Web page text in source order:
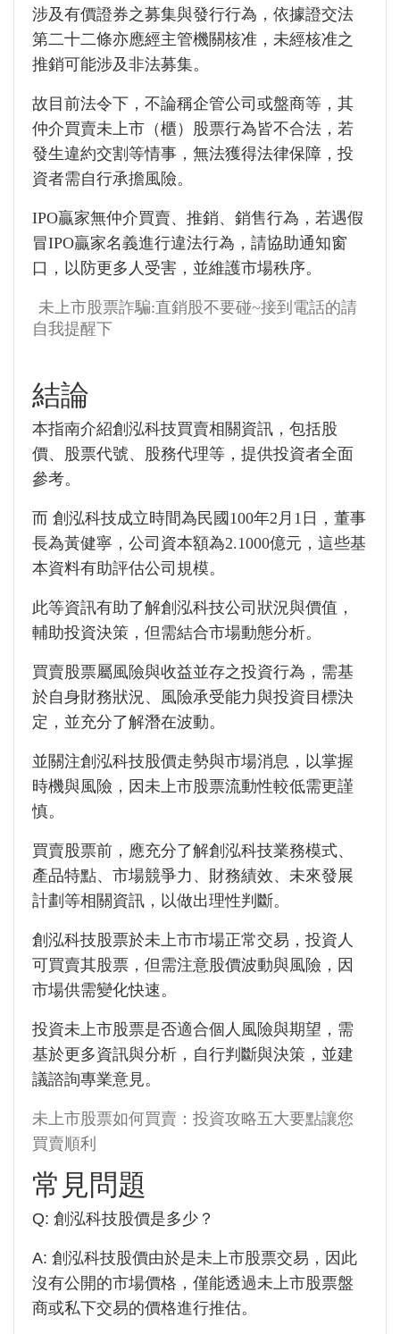
涉及有價證券之募集與發行行為，依據證交法
第二十二條亦應經主管機關核准，未經核准之
推銷可能涉及非法募集。
故目前法令下，不論稱企管公司或盤商等，其
仲介買賣未上市（櫃）股票行為皆不合法，若
發生違約交割等情事，無法獲得法律保障，投
資者需自行承擔風險。
IPO贏家無仲介買賣、推銷、銷售行為，若遇假
冒IPO贏家名義進行違法行為，請協助通知窗
口，以防更多人受害，並維護市場秩序。
未上市股票詐騙:直銷股不要碰~接到電話的請
自我提醒下
結論
本指南介紹創泓科技買賣相關資訊，包括股
價、股票代號、股務代理等，提供投資者全面
參考。
而 創泓科技成立時間為民國100年2月1日，董事
長為黃健寧，公司資本額為2.1000億元，這些基
本資料有助評估公司規模。
此等資訊有助了解創泓科技公司狀況與價值，
輔助投資決策，但需結合市場動態分析。
買賣股票屬風險與收益並存之投資行為，需基
於自身財務狀況、風險承受能力與投資目標決
定，並充分了解潛在波動。
並關注創泓科技股價走勢與市場消息，以掌握
時機與風險，因未上市股票流動性較低需更謹
慎。
買賣股票前，應充分了解創泓科技業務模式、
產品特點、市場競爭力、財務績效、未來發展
計劃等相關資訊，以做出理性判斷。
創泓科技股票於未上市市場正常交易，投資人
可買賣其股票，但需注意股價波動與風險，因
市場供需變化快速。
投資未上市股票是否適合個人風險與期望，需
基於更多資訊與分析，自行判斷與決策，並建
議諮詢專業意見。
未上市股票如何買賣：投資攻略五大要點讓您
買賣順利
常見問題
Q: 創泓科技股價是多少？
A: 創泓科技股價由於是未上市股票交易，因此
沒有公開的市場價格，僅能透過未上市股票盤
商或私下交易的價格進行推估。